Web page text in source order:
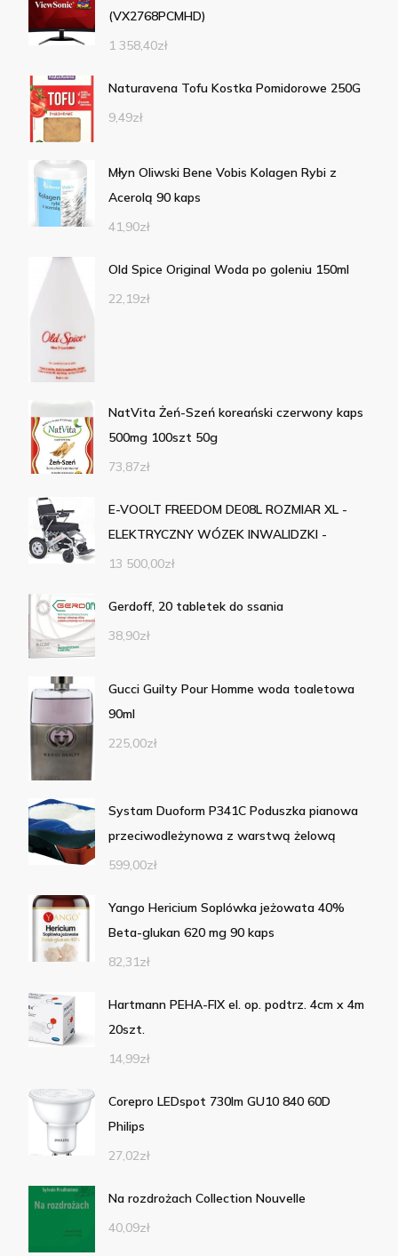
(VX2768PCMHD)
1 358,40zł
Naturavena Tofu Kostka Pomidorowe 250G
9,49zł
Młyn Oliwski Bene Vobis Kolagen Rybi z
Acerolą 90 kaps
41,90zł
Old Spice Original Woda po goleniu 150ml
22,19zł
NatVita Żeń-Szeń koreański czerwony kaps
500mg 100szt 50g
73,87zł
E-VOOLT FREEDOM DE08L ROZMIAR XL -
ELEKTRYCZNY WÓZEK INWALIDZKI -
13 500,00zł
Gerdoff, 20 tabletek do ssania
38,90zł
Gucci Guilty Pour Homme woda toaletowa
90ml
225,00zł
Systam Duoform P341C Poduszka pianowa
przeciwodleżynowa z warstwą żelową
599,00zł
Yango Hericium Soplówka jeżowata 40%
Beta-glukan 620 mg 90 kaps
82,31zł
Hartmann PEHA-FIX el. op. podtrz. 4cm x 4m
20szt.
14,99zł
Corepro LEDspot 730lm GU10 840 60D
Philips
27,02zł
Na rozdrożach Collection Nouvelle
40,09zł